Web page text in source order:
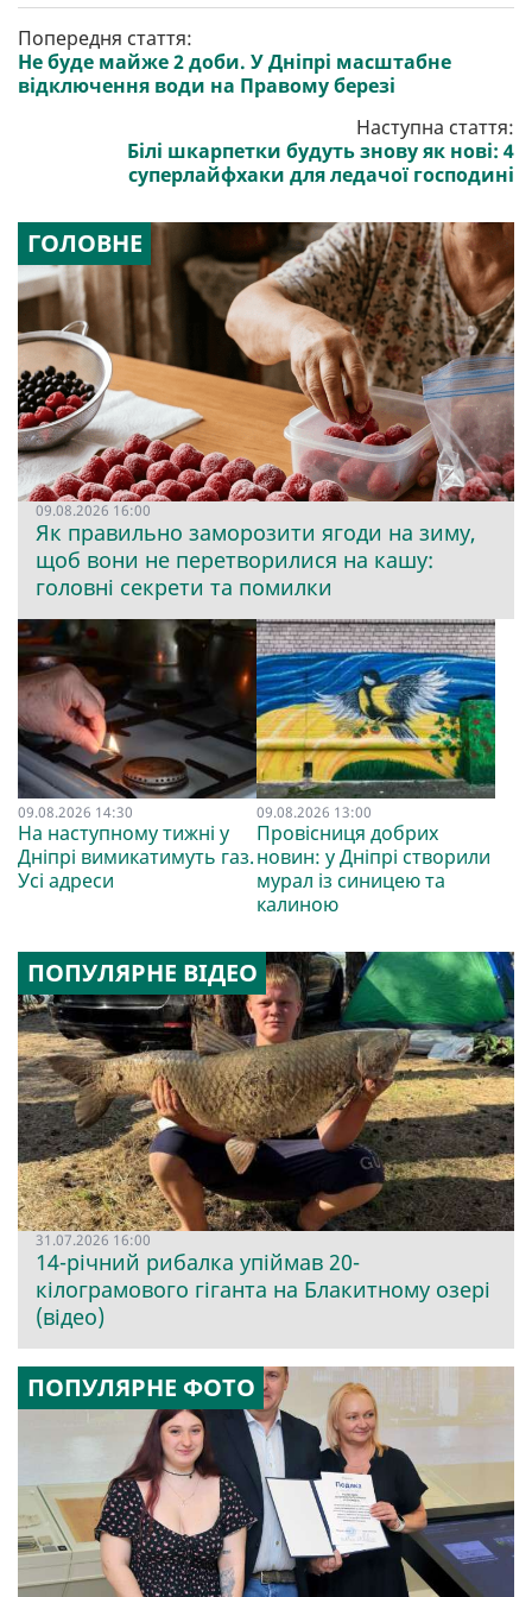
Попередня стаття:
Не буде майже 2 доби. У Дніпрі масштабне
відключення води на Правому березі
Наступна стаття:
Білі шкарпетки будуть знову як нові: 4
суперлайфхаки для ледачої господині
ГОЛОВНЕ
09.08.2026 16:00
Як правильно заморозити ягоди на зиму,
щоб вони не перетворилися на кашу:
головні секрети та помилки
09.08.2026 14:30
На наступному тижні у
Дніпрі вимикатимуть газ.
Усі адреси
09.08.2026 13:00
Провісниця добрих
новин: у Дніпрі створили
мурал із синицею та
калиною
ПОПУЛЯРНЕ ВІДЕО
31.07.2026 16:00
14-річний рибалка упіймав 20-
кілограмового гіганта на Блакитному озері
(відео)
ПОПУЛЯРНЕ ФОТО